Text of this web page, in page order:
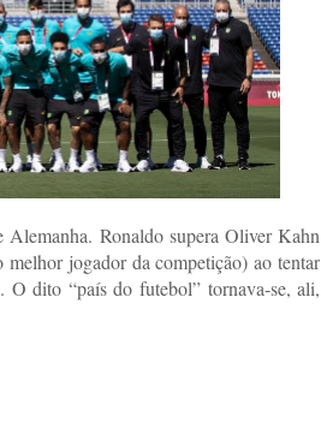
Ronaldo supera Oliver Kahn
jogador da competição) ao tentar
dito “país do futebol” tornava-se, ali,